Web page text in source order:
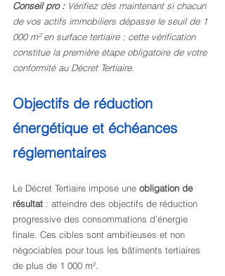
Conseil pro : Vérifiez dès maintenant si chacun
de vos actifs immobiliers dépasse le seuil de 1
000 m² en surface tertiaire ; cette vérification
constitue la première étape obligatoire de votre
conformité au Décret Tertiaire.
Objectifs de réduction
énergétique et échéances
réglementaires
Le Décret Tertiaire impose une obligation de
résultat : atteindre des objectifs de réduction
progressive des consommations d’énergie
finale. Ces cibles sont ambitieuses et non
négociables pour tous les bâtiments tertiaires
de plus de 1 000 m².